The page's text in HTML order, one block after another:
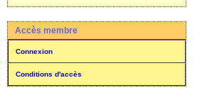
Accès membre
Connexion
Conditions d'accès